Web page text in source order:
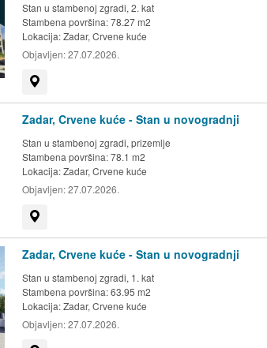
Stan u stambenoj zgradi, 2. kat
Stambena površina: 78.27 m2
Lokacija:Zadar, Crvene kuće
Objavljen:27.07.2026.
Zadar, Crvene kuće - Stan u novogradnji
Stan u stambenoj zgradi, prizemlje
Stambena površina: 78.1 m2
Lokacija:Zadar, Crvene kuće
Objavljen:27.07.2026.
Zadar, Crvene kuće - Stan u novogradnji
Stan u stambenoj zgradi, 1. kat
Stambena površina: 63.95 m2
Lokacija:Zadar, Crvene kuće
Objavljen:27.07.2026.